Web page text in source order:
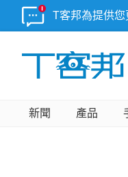
T客邦為提供
新聞 產品